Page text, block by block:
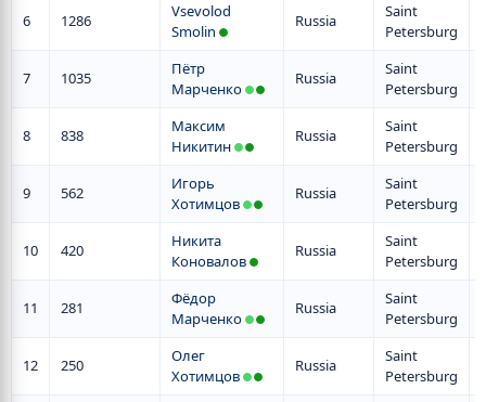
6 1286
Vsevolod
Smolin
Russia
Saint
Petersburg
7 1035
Пётр
Марченко
Russia
Saint
Petersburg
8 838
Максим
Никитин
Russia
Saint
Petersburg
9 562
Игорь
Хотимцов
Russia
Saint
Petersburg
10 420
Никита
Коновалов
Russia
Saint
Petersburg
11 281
Фёдор
Марченко
Russia
Saint
Petersburg
12 250
Олег
Хотимцов
Russia
Saint
Petersburg